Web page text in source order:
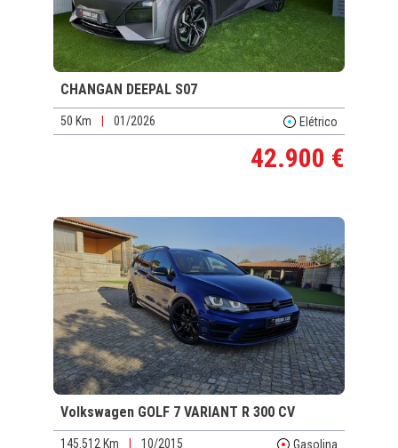
CHANGAN DEEPAL S07
50 Km | 01/2026 Elétrico
42.900 €
Volkswagen GOLF 7 VARIANT R 300 CV
145.512 Km | 10/2015 Gasolina